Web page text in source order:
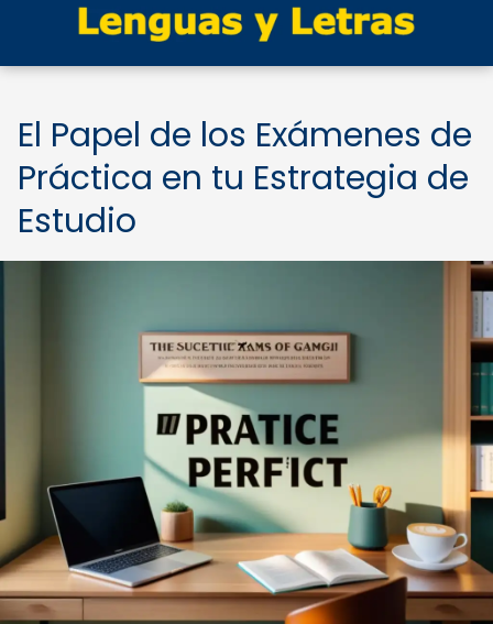
El Papel de los Exámenes de
Práctica en tu Estrategia de
Estudio